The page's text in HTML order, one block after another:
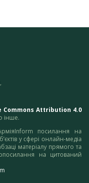
Commons Attribution 4.0
інше.
посилання на
у сфері онлайн-медіа
матеріалу прямого та
на цитований